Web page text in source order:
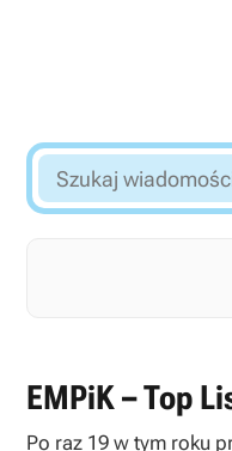
Szukaj
wiadomości...
EMPiK – Top
Po raz 19 w tym roku